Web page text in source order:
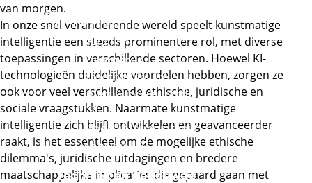
Handel
Externe link
Retail
Externe link
Commercie,
groothandel en
internationale handel
Externe link
Mode, interieur, tapijt
en textiel
Externe link
Techniek en gebouwde
van morgen.
In onze snel veranderende wereld speelt kunstmatige
intelligentie een steeds prominentere rol, met diverse
toepassingen in verschillende sectoren. Hoewel KI-
technologieën duidelijke voordelen hebben, zorgen ze
ook voor veel verschillende ethische, juridische en
sociale vraagstukken. Naarmate kunstmatige
intelligentie zich blijft ontwikkelen en geavanceerder
raakt, is het essentieel om de mogelijke ethische
dilemma's, juridische uitdagingen en bredere
maatschappelijke implicaties die gepaard gaan met